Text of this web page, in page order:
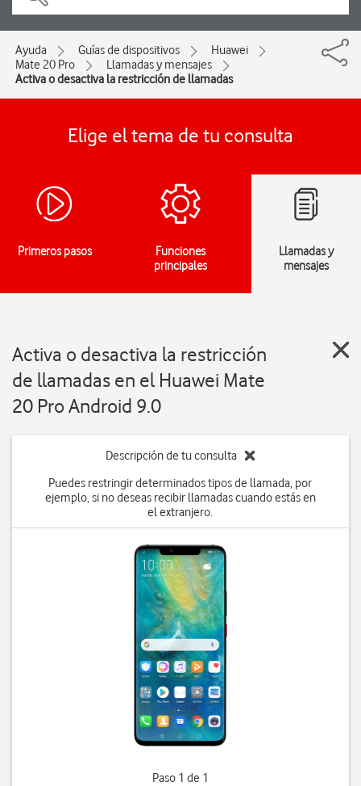
Ayuda Guías de dispositivos
Huawei
Mate 20 Pro
Llamadas y mensajes
Activa o desactiva la restricción de llamadas
Elige el tema de tu consulta
Primeros pasos
Funciones
principales
Llamadas y
mensajes
Activa o desactiva la restricción
de llamadas en el Huawei Mate
20 Pro Android 9.0
Descripción de tu consulta
Puedes restringir determinados tipos de llamada, por
ejemplo, si no deseas recibir llamadas cuando estás en
el extranjero.
Paso 1 de 1